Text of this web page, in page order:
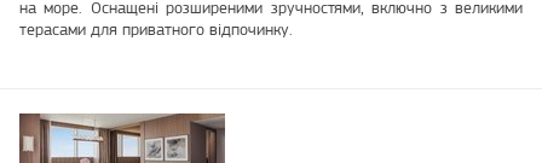
на море. Оснащені розширеними зручностями, включно з великими
терасами для приватного відпочинку.